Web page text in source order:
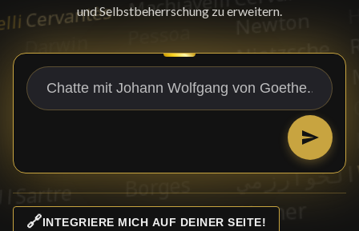
und Selbstbeherrschung zu erweitern.
🔗INTEGRIERE MICH AUF DEINER SEITE!